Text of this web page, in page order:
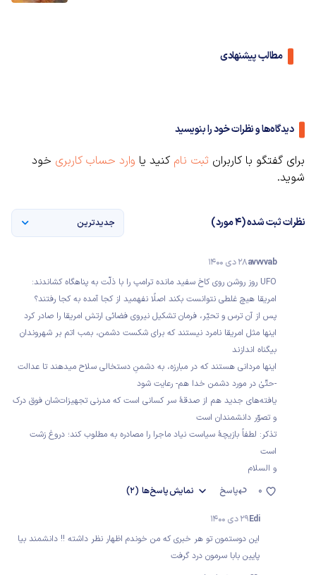
مطالب پیشنهادی
دیدگاه‌ها و نظرات خود را بنویسید
برای گفتگو با کاربران ثبت نام کنید یا وارد حساب کاربری خود
شوید.
نظرات ثبت شده (4 مورد) جدیدترین
avvvvab28 دی 1400
UFO روز روشن روی کاخ سفید مانده ترامپ را با ذلّت به پناهگاه کشاندند:
امریقا هیچ غلطی نتوانست بکند اصلًا نفهمید از کجا آمده به کجا رفتند؟
پس از آن ترس و تحیّر، فرمان تشکیل نیروی فضائی ارتش امریقا را صادر کرد
اینها مثل امریقا نامرد نیستند که برای شکست دشمن، بمب اتم بر شهروندان
بیگناه اندازند
اینها مردانی هستند که در مبارزه، به دشمنِ دستخالی سلاح میدهند تا عدالت
-حتّیٰ در مورد دشمن خدا هم- رعایت شود
یافته‌های جدید هم از صدقۀ سر کسانی است که مدرنی تجهیزات‌شان فوق درک
و تصوّر دانشمندان است
تذکر: لطفاً بازیچۀ سیاست نیاد ماجرا را مصادره به مطلوب کند؛ دروغ زشت
است
و السلام
پاسخ
نمایشپاسخ‌ها (2) 0
Edi29 دی 1400
این دوستمون تو هر خبری که من خوندم اظهار نظر داشته !! دانشمند بیا
پایین بابا سرمون درد گرفت